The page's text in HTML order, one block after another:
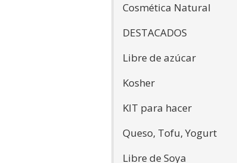
Cosmética Natural
DESTACADOS
Libre de azúcar
Kosher
KIT para hacer
Queso, Tofu, Yogurt
Libre de Soya